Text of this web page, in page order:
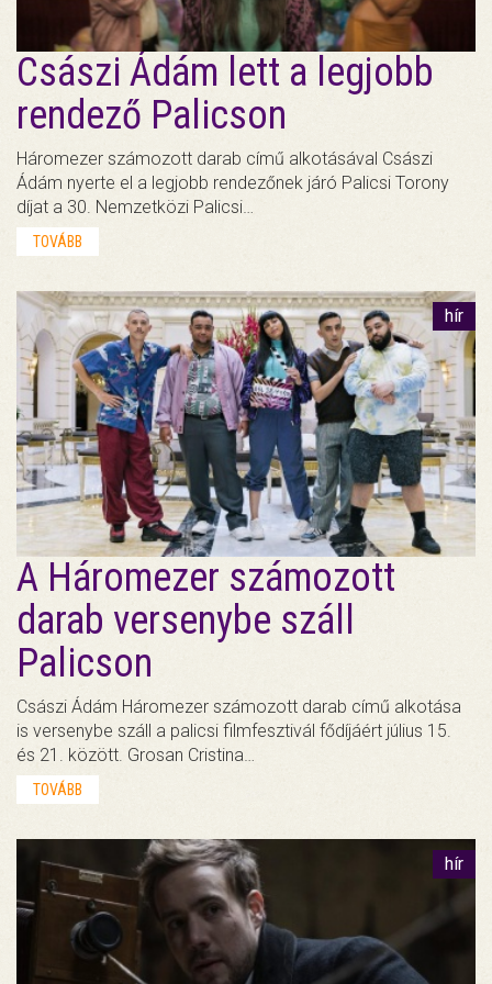
Császi Ádám lett a legjobb
rendező Palicson
Háromezer számozott darab című alkotásával Császi
Ádám nyerte el a legjobb rendezőnek járó Palicsi Torony
díjat a 30. Nemzetközi Palicsi…
TOVÁBB
hír
A Háromezer számozott
darab versenybe száll
Palicson
Császi Ádám Háromezer számozott darab című alkotása
is versenybe száll a palicsi filmfesztivál fődíjáért július 15.
és 21. között. Grosan Cristina…
TOVÁBB
hír